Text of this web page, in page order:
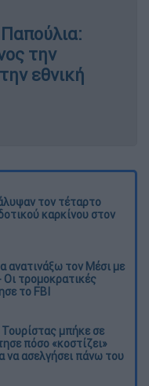
την
εθνική
τον τέταρτο
καρκίνου στον
ανατινάξω τον Μέσι με
Οι τρομοκρατικές
το FBI
μπήκε σε
πόσο «κοστίζει»
να ασελγήσει πάνω του